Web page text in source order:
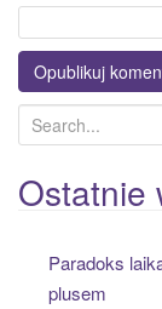
e
a
r
Ostatnie
Paradoks
plusem